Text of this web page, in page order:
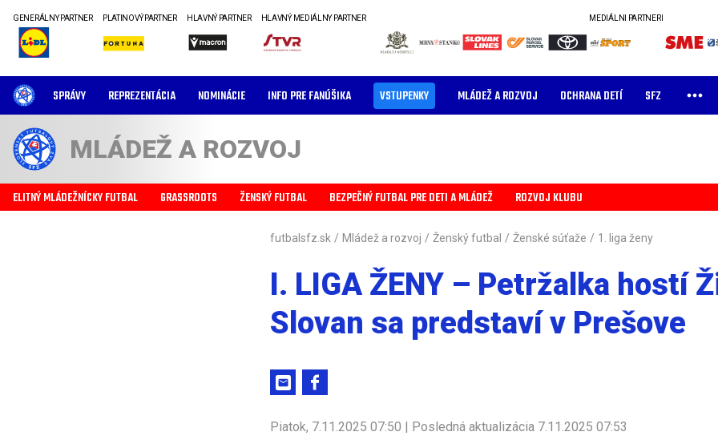
GENERÁLNY PARTNER PLATINOVÝ PARTNER HLAVNÝ PARTNER HLAVNÝ MEDIÁLNY PARTNER MEDIÁLNI PARTNERI
SPRÁVY REPREZENTÁCIA NOMINÁCIE INFO PRE FANÚŠIKA VSTUPENKY MLÁDEŽ A ROZVOJ OCHRANA DETÍ SFZ
MLÁDEŽ A ROZVOJ
ELITNÝ MLÁDEŽNÍCKY FUTBAL GRASSROOTS ŽENSKÝ FUTBAL BEZPEČNÝ FUTBAL PRE DETI A MLÁDEŽ ROZVOJ KLUBU
futbalsfz.sk / Mládež a rozvoj / Ženský futbal / Ženské súťaže / 1. liga ženy
I. LIGA ŽENY – Petržalka hostí
Slovan sa predstaví v Prešove
Piatok, 7.11.2025 07:50 | Posledná aktualizácia 7.11.2025 07:53